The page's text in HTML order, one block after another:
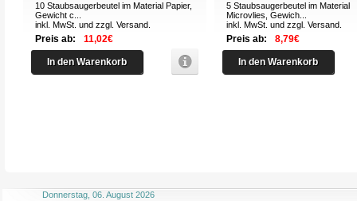
10 Staubsaugerbeutel im Material Papier,
Gewicht c...
inkl. MwSt. und zzgl.Versand
Preis ab: 11,02€
In den Warenkorb
5 Staubsaugerbeutel im Material
Microvlies, Gewich...
inkl. MwSt. und zzgl.Versand
Preis ab: 8,79€
In den Warenkorb
Donnerstag, 06. August 2026